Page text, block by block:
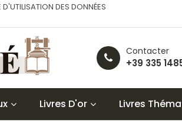
D'UTILISATION DES DONNÉES
Contacter
+39 335
Livres D'or Livres